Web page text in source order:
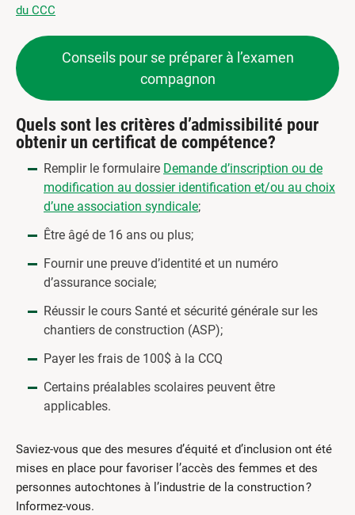
du CCC
Conseils pour se préparer à l’examen
compagnon
Quels sont les critères d’admissibilité pour
obtenir un certificat de compétence?
Remplir le formulaire Demande d’inscription ou de
modification au dossier identification et/ou au choix
d’une association syndicale;
Être âgé de 16 ans ou plus;
Fournir une preuve d’identité et un numéro
d’assurance sociale;
Réussir le cours Santé et sécurité générale sur les
chantiers de construction (ASP);
Payer les frais de 100$ à la CCQ
Certains préalables scolaires peuvent être
applicables.
Saviez-vous que des mesures d’équité et d’inclusion ont été
mises en place pour favoriser l’accès des femmes et des
personnes autochtones à l’industrie de la construction ?
Informez-vous.